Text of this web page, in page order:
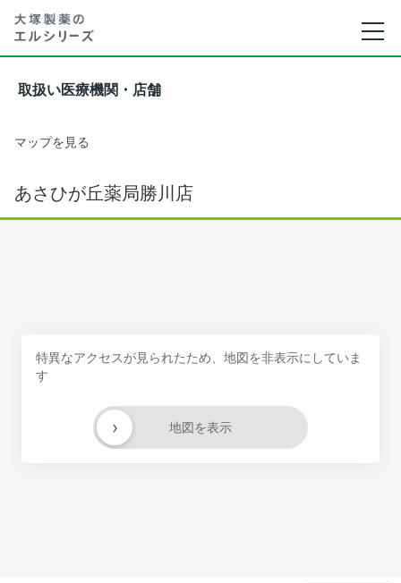
取扱い医療機関・店舗
マップを見る
あさひが丘薬局勝川店
特異なアクセスが見られたため、地図を非表示にしていま
す
地図を表示
›